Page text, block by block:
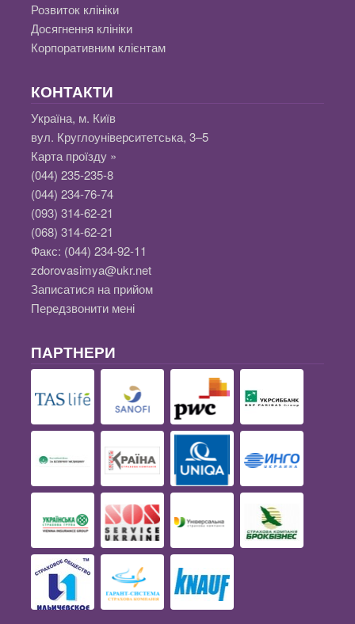
Розвиток клініки
Досягнення клініки
Корпоративним клієнтам
КОНТАКТИ
Україна, м. Київ
вул. Круглоуніверситетська, 3–5
Карта проїзду »
(044) 235-235-8
(044) 234-76-74
(093) 314-62-21
(068) 314-62-21
Факс: (044) 234-92-11
zdorovasimya@ukr.net
Записатися на прийом
Передзвонити мені
ПАРТНЕРИ